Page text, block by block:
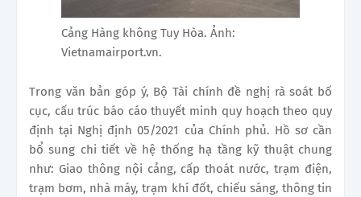
Cảng Hàng không Tuy Hòa. Ảnh:
Vietnamairport.vn.
Trong văn bản góp ý, Bộ Tài chính đề nghị rà soát bố
cục, cấu trúc báo cáo thuyết minh quy hoạch theo quy
định tại Nghị định 05/2021 của Chính phủ. Hồ sơ cần
bổ sung chi tiết về hệ thống hạ tầng kỹ thuật chung
như: Giao thông nội cảng, cấp thoát nước, trạm điện,
trạm bơm, nhà máy, trạm khí đốt, chiếu sáng, thông tin